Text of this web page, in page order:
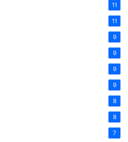
11
11
9
9
9
9
8
8
7